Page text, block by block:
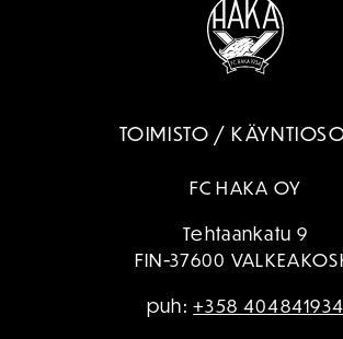
TOIMISTO /
FC HAKA OY
Tehtaankatu 9
FIN-37600
puh:+358 404841934